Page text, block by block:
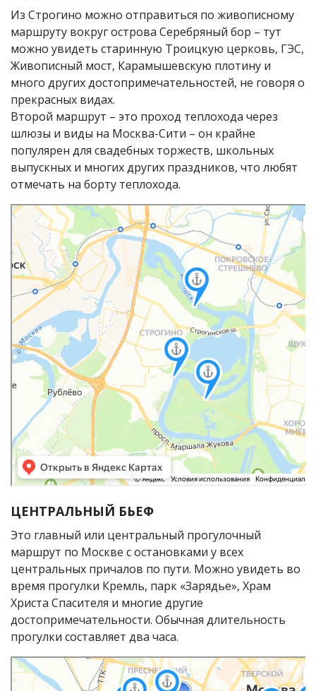
Из Строгино можно отправиться по живописному
маршруту вокруг острова Серебряный бор – тут
можно увидеть старинную Троицкую церковь, ГЭС,
Живописный мост, Карамышевскую плотину и
много других достопримечательностей, не говоря о
прекрасных видах.
Второй маршрут – это проход теплохода через
шлюзы и виды на Москва-Сити – он крайне
популярен для свадебных торжеств, школьных
выпускных и многих других праздников, что любят
отмечать на борту теплохода.
Москва
Яндекс Карты — транспорт, навигация, поиск мест
ЦЕНТРАЛЬНЫЙ БЬЕФ
Это главный или центральный прогулочный
маршрут по Москве с остановками у всех
центральных причалов по пути. Можно увидеть во
время прогулки Кремль, парк «Зарядье», Храм
Христа Спасителя и многие другие
достопримечательности. Обычная длительность
прогулки составляет два часа.
Москва
Яндекс Карты — транспорт, навигация, поиск мест